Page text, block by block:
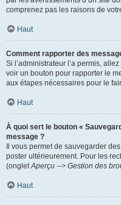
comprenez pas les raisons de
Haut
Comment rapporter des
Si l’administrateur l’a permis,
voir un bouton pour rapporter le
aux étapes nécessaires pour le
Haut
À quoi sert le bouton «
message ?
Il vous permet de sauvegarder
poster ultérieurement. Pour les
(ongletAperçu --> Gestion des
Haut